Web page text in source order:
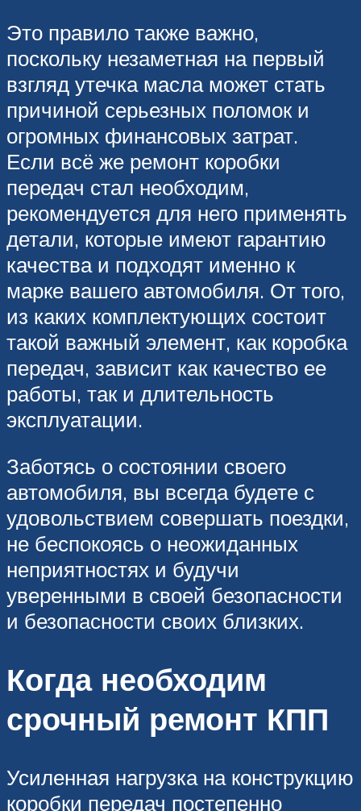
Это правило также важно,
поскольку незаметная на первый
взгляд утечка масла может стать
причиной серьезных поломок и
огромных финансовых затрат.
Если всё же ремонт коробки
передач стал необходим,
рекомендуется для него применять
детали, которые имеют гарантию
качества и подходят именно к
марке вашего автомобиля. От того,
из каких комплектующих состоит
такой важный элемент, как коробка
передач, зависит как качество ее
работы, так и длительность
эксплуатации.
Заботясь о состоянии своего
автомобиля, вы всегда будете с
удовольствием совершать поездки,
не беспокоясь о неожиданных
неприятностях и будучи
уверенными в своей безопасности
и безопасности своих близких.
Когда необходим
срочный ремонт КПП
Усиленная нагрузка на конструкцию
коробки передач постепенно